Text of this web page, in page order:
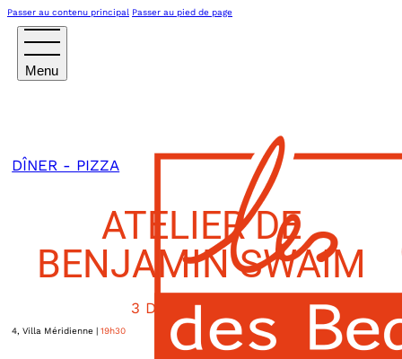
Passer au contenu principal Passer au pied de page
DÎNER - PIZZA
ATELIER DE
BENJAMIN SWAIM
3 DÉCEMBRE 2024
4, Villa Méridienne
19h30
Paris XIV ème,